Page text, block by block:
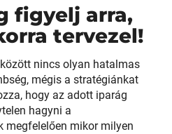
figyelj arra,
tervezel!
nincs olyan hatalmas
mégis a stratégiánkat
hogy az adott iparág
hagyni a
megfelelően mikor milyen